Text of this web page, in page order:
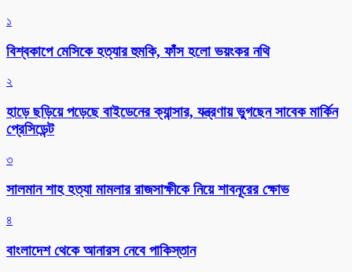
১
বিশ্বকাপে মেসিকে হত্যার হুমকি, ফাঁস হলো ভয়ংকর নথি
২
হাড়ে ছড়িয়ে পড়েছে বাইডেনের ক্যান্সার, যন্ত্রণায় ভুগছেন সাবেক মার্কিন
প্রেসিডেন্ট
৩
সালমান শাহ হত্যা মামলার রাজসাক্ষীকে নিয়ে শাবনূরের ক্ষোভ
৪
বাংলাদেশ থেকে আনারস নেবে পাকিস্তান